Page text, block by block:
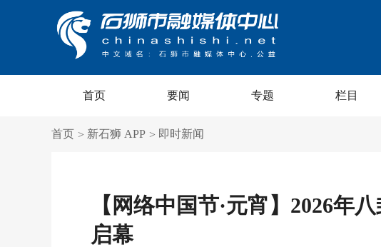
首页 要闻 专题 栏目
首页 > 新石狮 APP > 即时新闻
【网络中国节·元宵】2026年
启幕